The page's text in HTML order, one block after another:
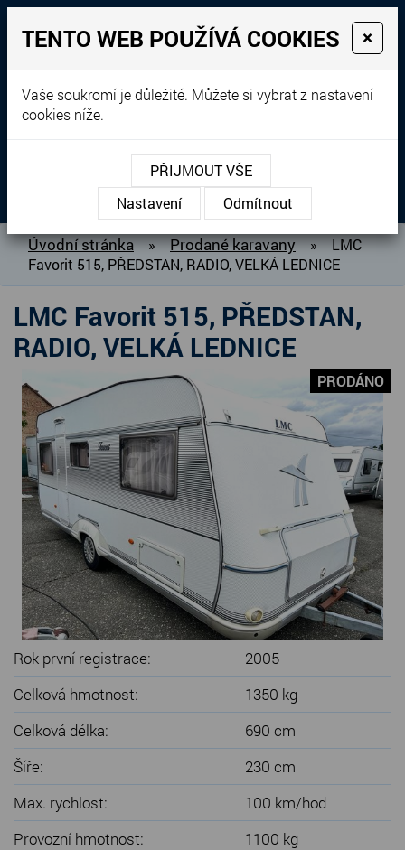
Prodej, dovoz, výkup a
pronájem karavanů
+420 604 760 364
MENU
O NÁS
BAZAR KARAVANŮ
PRODANÉ KARAVANY
PŮJČOVNA KARAVANŮ
DOPLŇKY PRO KARAVANY
SERVIS KARAVANŮ
KONTAKT
Úvodní stránka » Prodané karavany »
LMC
Favorit 515, PŘEDSTAN, RADIO, VELKÁ LEDNICE
LMC Favorit 515, PŘEDSTAN,
RADIO, VELKÁ LEDNICE
PRODÁNO
Rok první registrace:
2005
Celková hmotnost:
1350 kg
Celková délka:
690 cm
Šíře:
230 cm
Max. rychlost:
100 km/hod
Provozní hmotnost:
1100 kg
TENTO WEB POUŽÍVÁ COOKIES ×
Vaše soukromí je důležité. Můžete si vybrat z nastavení
cookies níže.
PŘIJMOUT VŠE
Nastavení
Odmítnout